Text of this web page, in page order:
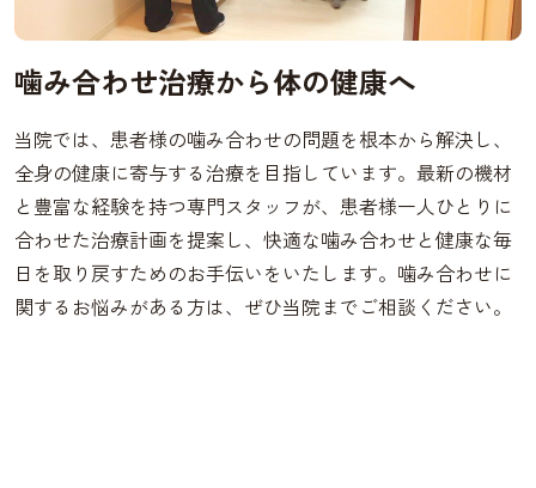
噛み合わせ治療から体の健康へ
当院では、患者様の噛み合わせの問題を根本から解決し、
全身の健康に寄与する治療を目指しています。最新の機材
と豊富な経験を持つ専門スタッフが、患者様一人ひとりに
合わせた治療計画を提案し、快適な噛み合わせと健康な毎
日を取り戻すためのお手伝いをいたします。噛み合わせに
関するお悩みがある方は、ぜひ当院までご相談ください。